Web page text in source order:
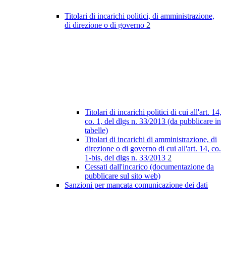
Titolari di incarichi politici, di amministrazione,
di direzione o di governo 2
Titolari di incarichi politici di cui all'art. 14,
co. 1, del dlgs n. 33/2013 (da pubblicare in
tabelle)
Titolari di incarichi di amministrazione, di
direzione o di governo di cui all'art. 14, co.
1-bis, del dlgs n. 33/2013 2
Cessati dall'incarico (documentazione da
pubblicare sul sito web)
Sanzioni per mancata comunicazione dei dati